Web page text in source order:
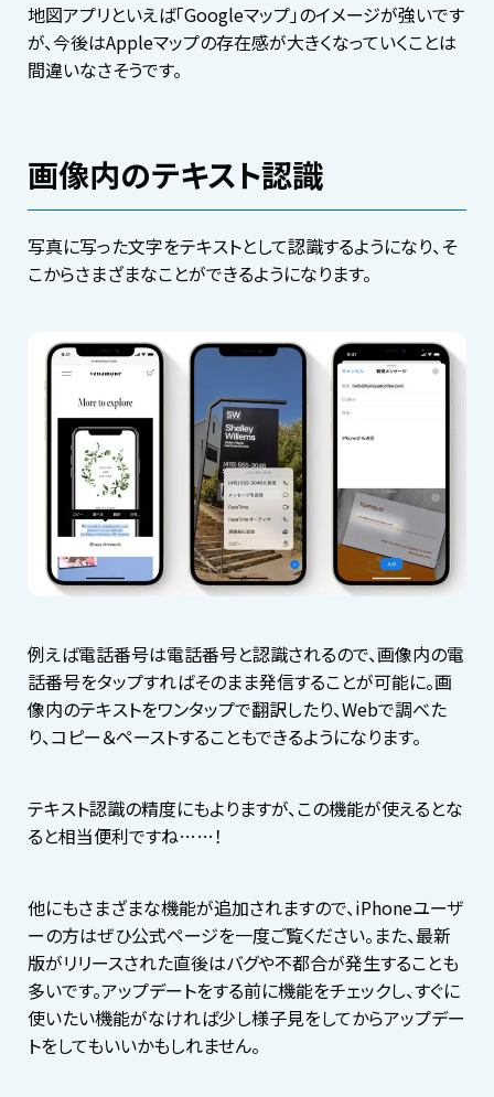
地図アプリといえば「Googleマップ」のイメージが強いです
が、今後はAppleマップの存在感が大きくなっていくことは
間違いなさそうです。
画像内のテキスト認識
写真に写った文字をテキストとして認識するようになり、そ
こからさまざまなことができるようになります。
例えば電話番号は電話番号と認識されるので、画像内の電
話番号をタップすればそのまま発信することが可能に。画
像内のテキストをワンタップで翻訳したり、Webで調べた
り、コピー＆ペーストすることもできるようになります。
テキスト認識の精度にもよりますが、この機能が使えるとな
ると相当便利ですね……！
他にもさまざまな機能が追加されますので、iPhoneユーザ
ーの方はぜひ公式ページを一度ご覧ください。また、最新
版がリリースされた直後はバグや不都合が発生することも
多いです。アップデートをする前に機能をチェックし、すぐに
使いたい機能がなければ少し様子見をしてからアップデー
トをしてもいいかもしれません。